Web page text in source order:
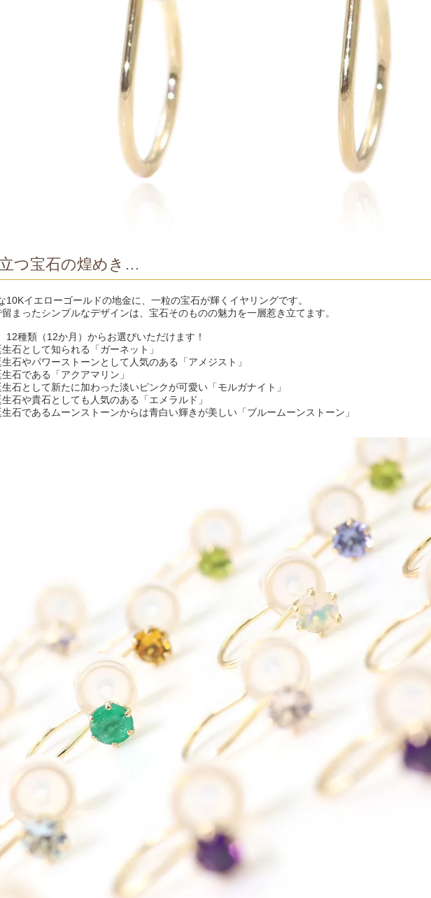
つ宝石の煌めき…
10Kイエローゴールドの地金に、一粒の宝石が輝くイヤリングです。
まったシンプルなデザインは、宝石そのものの魅力を一層惹き立てます。
12種類（12か月）からお選びいただけます！
石として知られる「ガーネット」
石やパワーストーンとして人気のある「アメジスト」
石である「アクアマリン」
石として新たに加わった淡いピンクが可愛い「モルガナイト」
石や貴石としても人気のある「エメラルド」
石であるムーンストーンからは青白い輝きが美しい「ブルームーンストーン」